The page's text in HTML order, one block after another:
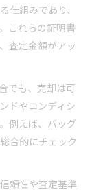
仕組みであり、
これらの証明書
査定金額がアッ
でも、売却は可
ドやコンディシ
例えば、バッグ
合的にチェック
頼性や査定基準